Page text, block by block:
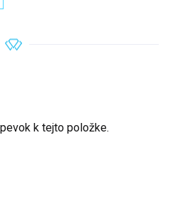
k tejto položke.